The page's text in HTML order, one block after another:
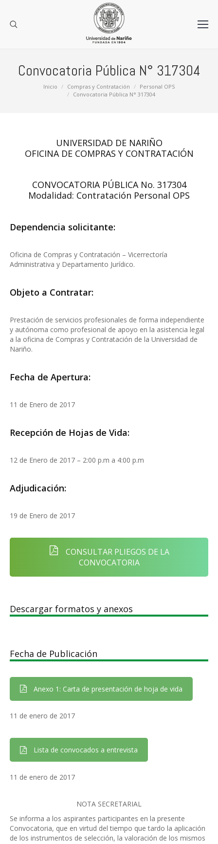
Convocatoria Pública N° 317304
Inicio Compras y Contratación
Personal OPS
Convocatoria Pública N° 317304
UNIVERSIDAD DE NARIÑO
OFICINA DE COMPRAS Y CONTRATACIÓN
CONVOCATORIA PÚBLICA No. 317304
Modalidad: Contratación Personal OPS
Dependencia solicitante:
Oficina de Compras y Contratación – Vicerrectoría
Administrativa y Departamento Jurídico.
Objeto a Contratar:
Prestación de servicios profesionales de forma independiente
y autónoma como profesional de apoyo en la asistencia legal
a la oficina de Compras y Contratación de la Universidad de
Nariño.
Fecha de Apertura:
11 de Enero de 2017
Recepción de Hojas de Vida:
12 de Enero de 2017 – 2:00 p.m a 4:00 p.m
Adjudicación:
19 de Enero de 2017
CONSULTAR PLIEGOS DE LA
CONVOCATORIA
Descargar formatos y anexos
Fecha de Publicación
Anexo 1: Carta de presentación de hoja de vida
11 de enero de 2017
Lista de convocados a entrevista
11 de enero de 2017
NOTA SECRETARIAL
Se informa a los aspirantes participantes en la presente
Convocatoria, que en virtud del tiempo que tardo la aplicación
de los instrumentos de selección, la valoración de los mismos